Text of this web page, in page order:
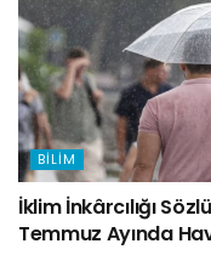
BILIM
İklim İnkârcılığı
Temmuz Ayında